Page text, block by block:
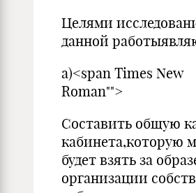
Целями
данной
a)<span Times New
Roman"">
Составить общую
кабинета,которую
будет взять за
организации